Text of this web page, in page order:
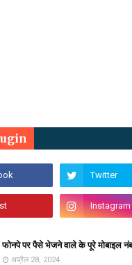
फोनपे पर पैसे भेजने वाले के पूरे मोबाइल
अप्रैल 28, 2024